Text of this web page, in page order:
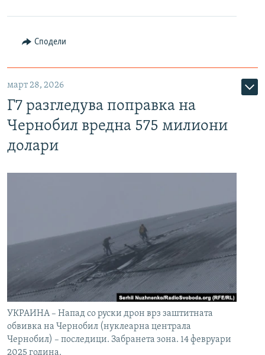
Сподели
март 28, 2026
Г7 разгледува поправка на
Чернобил вредна 575 милиони
долари
УКРАИНА – Напад со руски дрон врз заштитната
обвивка на Чернобил (нуклеарна централа
Чернобил) – последици. Забранета зона. 14 февруари
2025 година.